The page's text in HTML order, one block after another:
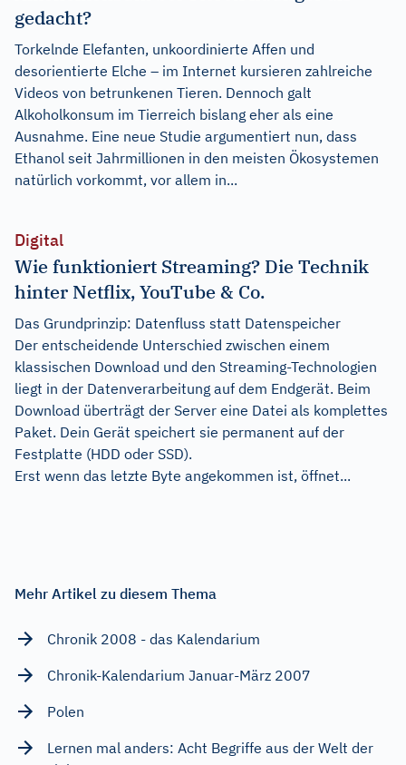
gedacht?
Torkelnde Elefanten, unkoordinierte Affen und
desorientierte Elche – im Internet kursieren zahlreiche
Videos von betrunkenen Tieren. Dennoch galt
Alkoholkonsum im Tierreich bislang eher als eine
Ausnahme. Eine neue Studie argumentiert nun, dass
Ethanol seit Jahrmillionen in den meisten Ökosystemen
natürlich vorkommt, vor allem in...
Digital
Wie funktioniert Streaming? Die Technik
hinter Netflix, YouTube & Co.
Das Grundprinzip: Datenfluss statt Datenspeicher
Der entscheidende Unterschied zwischen einem
klassischen Download und den Streaming-Technologien
liegt in der Datenverarbeitung auf dem Endgerät. Beim
Download überträgt der Server eine Datei als komplettes
Paket. Dein Gerät speichert sie permanent auf der
Festplatte (HDD oder SSD).
Erst wenn das letzte Byte angekommen ist, öffnet...
Mehr Artikel zu diesem Thema
Chronik 2008 - das Kalendarium
Chronik-Kalendarium Januar-März 2007
Polen
Lernen mal anders: Acht Begriffe aus der Welt der